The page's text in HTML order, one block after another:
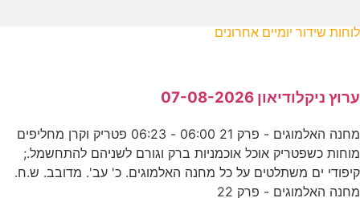
לוחות שידור יומיים אחרונים
ערוץ ניקלודיאון 07-08-2026
מחנה האלמוגים - פרק 21 06:00 - 06:23 פטריק וקרן מחליפים
מוחות כשפטריק אוכל אוכמניות ברק וגורם לשניהם להתחשמל.;
קיפודי ים משתלטים על כל מחנה האלמוגים. כ' עב'. מדובב. ש.ח.
מחנה האלמוגים - פרק 22